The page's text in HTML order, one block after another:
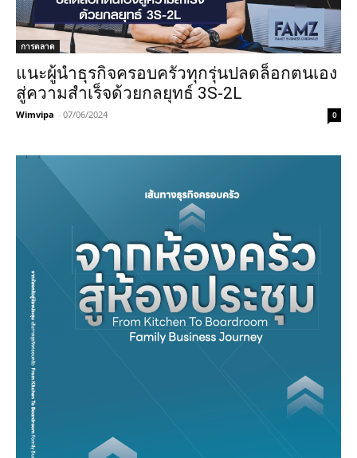
การตลาด
แนะผู้นำธุรกิจครอบครัวทุกรุ่นปลดล็อกตนเอง
สู่ความสำเร็จด้วยกลยุทธ์ 3S-2L
Wimvipa - 07/06/2024 0